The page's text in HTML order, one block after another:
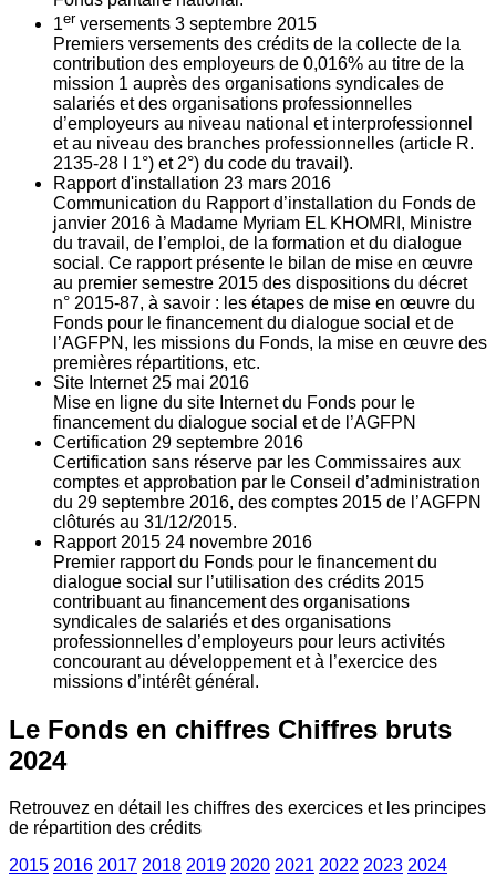
1er versements 3 septembre 2015
Premiers versements des crédits de la collecte de la
contribution des employeurs de 0,016% au titre de la
mission 1 auprès des organisations syndicales de
salariés et des organisations professionnelles
d’employeurs au niveau national et interprofessionnel
et au niveau des branches professionnelles (article R.
2135‐28 I 1°) et 2°) du code du travail).
Rapport d'installation 23 mars 2016
Communication du Rapport d’installation du Fonds de
janvier 2016 à Madame Myriam EL KHOMRI, Ministre
du travail, de l’emploi, de la formation et du dialogue
social. Ce rapport présente le bilan de mise en œuvre
au premier semestre 2015 des dispositions du décret
n° 2015-87, à savoir : les étapes de mise en œuvre du
Fonds pour le financement du dialogue social et de
l’AGFPN, les missions du Fonds, la mise en œuvre des
premières répartitions, etc.
Site Internet 25 mai 2016
Mise en ligne du site Internet du Fonds pour le
financement du dialogue social et de l’AGFPN
Certification 29 septembre 2016
Certification sans réserve par les Commissaires aux
comptes et approbation par le Conseil d’administration
du 29 septembre 2016, des comptes 2015 de l’AGFPN
clôturés au 31/12/2015.
Rapport 2015 24 novembre 2016
Premier rapport du Fonds pour le financement du
dialogue social sur l’utilisation des crédits 2015
contribuant au financement des organisations
syndicales de salariés et des organisations
professionnelles d’employeurs pour leurs activités
concourant au développement et à l’exercice des
missions d’intérêt général.
Le Fonds en chiffres Chiffres bruts
2024
Retrouvez en détail les chiffres des exercices et les principes
de répartition des crédits
2015 2016 2017 2018 2019 2020 2021 2022 2023 2024